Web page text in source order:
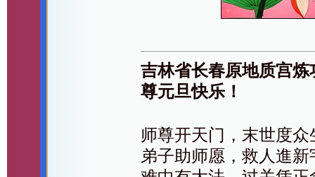
吉林省长春原地质宫
尊元旦快乐！
师尊开天门，末世度众
弟子助师愿，救人進新